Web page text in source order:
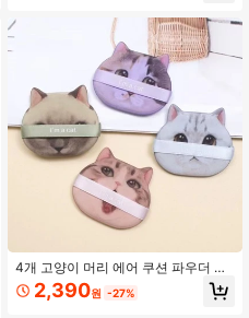
더, 파우더 퍼프, 메이크업 스펀지, 저
렴한, 스타킹 스터퍼, 메이크업, 메이
크업 도구, 저렴한 물건, 선물, 여성용
선물, 크리스마스 선물, 경품, 여행, 저
렴한 물건, 여행 필수품
4개 고양이 머리 에어 쿠션 파우더 퍼
프 건식/습식 이중 사용 리퀴드 파운데
이션 화장품 파우더를 먹지 않는 뷰티
2,390원 -27%